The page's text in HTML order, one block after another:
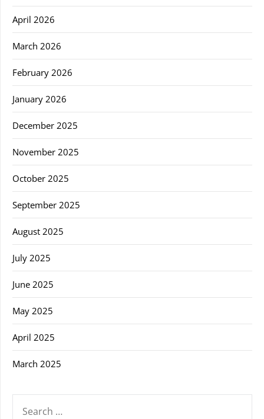
April 2026
March 2026
February 2026
January 2026
December 2025
November 2025
October 2025
September 2025
August 2025
July 2025
June 2025
May 2025
April 2025
March 2025
FOR: